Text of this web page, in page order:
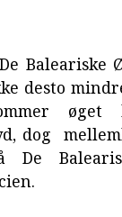
Baleariske
desto
øget
dog
De